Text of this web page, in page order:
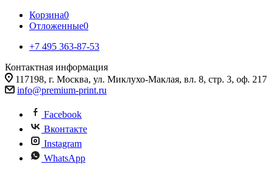
Корзина0
Отложенные0
+7 495 363-87-53
Контактная информация
117198, г. Москва, ул. Миклухо-Маклая, вл. 8, стр. 3, оф. 217
info@premium-print.ru
Facebook
Вконтакте
Instagram
WhatsApp